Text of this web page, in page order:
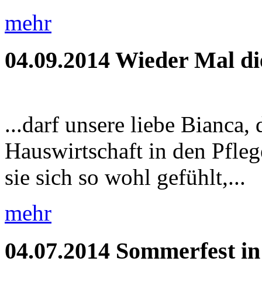
mehr
04.09.2014 Wieder Mal
...darf unsere liebe Bianca,
Hauswirtschaft in den
sie sich so wohl gefühlt,...
mehr
04.07.2014 Sommerfest